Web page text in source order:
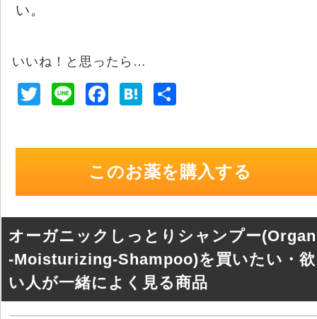
い。
いいね！と思ったら…
T
Li
e
b
o
k
H
n
a
このお薬を購入する
オーガニックしっとりシャンプー
-Moisturizing-Shampoo)を買いたい・
い人が一緒によく見る商品